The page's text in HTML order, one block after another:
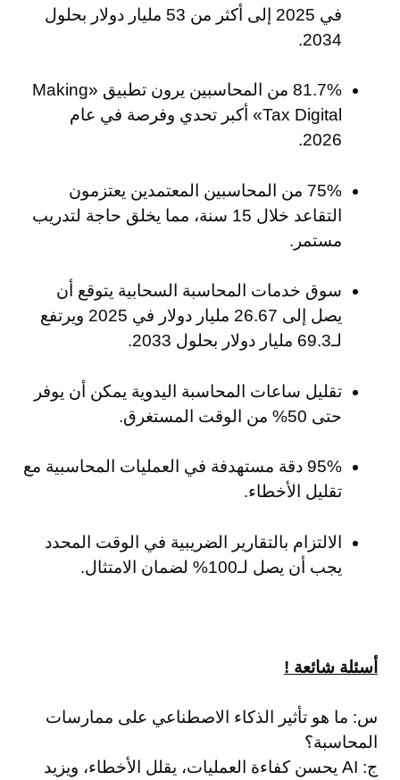
في 2025 إلى أكثر من 53 مليار دولار بحلول
2034.
81.7% من المحاسبين يرون تطبيق «Making
Tax Digital» أكبر تحدي وفرصة في عام
2026.
75% من المحاسبين المعتمدين يعتزمون
التقاعد خلال 15 سنة، مما يخلق حاجة لتدريب
مستمر.
سوق خدمات المحاسبة السحابية يتوقع أن
يصل إلى 26.67 مليار دولار في 2025 ويرتفع
لـ69.3 مليار دولار بحلول 2033.
تقليل ساعات المحاسبة اليدوية يمكن أن يوفر
حتى 50% من الوقت المستغرق.
95% دقة مستهدفة في العمليات المحاسبية مع
تقليل الأخطاء.
الالتزام بالتقارير الضريبية في الوقت المحدد
يجب أن يصل لـ100% لضمان الامتثال.
أسئلة شائعة !
س: ما هو تأثير الذكاء الاصطناعي على ممارسات
المحاسبة؟
ج: AI يحسن كفاءة العمليات، يقلل الأخطاء، ويزيد